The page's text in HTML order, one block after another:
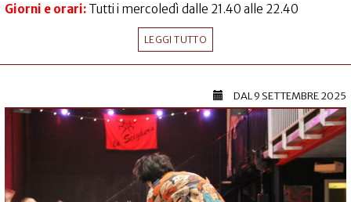
Giorni e orari: Tutti i mercoledì dalle 21.40 alle 22.40
LEGGI TUTTO
DAL9 SETTEMBRE 2025